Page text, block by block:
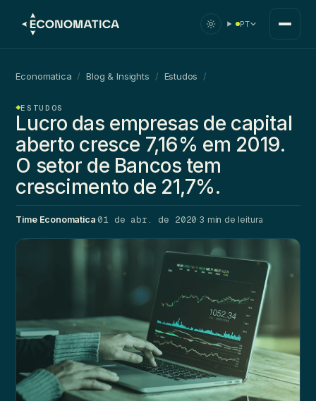
PT
Economatica / Blog & Insights / Estudos /
ESTUDOS
Lucro das empresas de capital
aberto cresce 7,16% em 2019.
O setor de Bancos tem
crescimento de 21,7%.
Time Economatica·01 de abr. de 2020·3 min de leitura